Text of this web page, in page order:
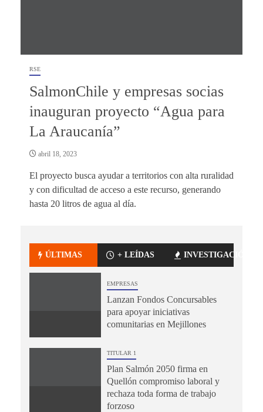
RSE
SalmonChile y empresas socias
inauguran proyecto “Agua para
La Araucanía”
abril 18, 2023
El proyecto busca ayudar a territorios con alta ruralidad
y con dificultad de acceso a este recurso, generando
hasta 20 litros de agua al día.
ÚLTIMAS + LEÍDAS INVESTIGACIÓN
EMPRESAS
Lanzan Fondos Concursables
para apoyar iniciativas
comunitarias en Mejillones
TITULAR 1
Plan Salmón 2050 firma en
Quellón compromiso laboral y
rechaza toda forma de trabajo
forzoso